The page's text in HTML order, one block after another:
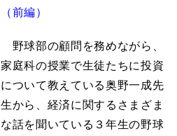
（前編）
野球部の顧問を務めながら、
家庭科の授業で生徒たちに投資
について教えている奥野一成先
生から、経済に関するさまざま
な話を聞いている３年生の野球